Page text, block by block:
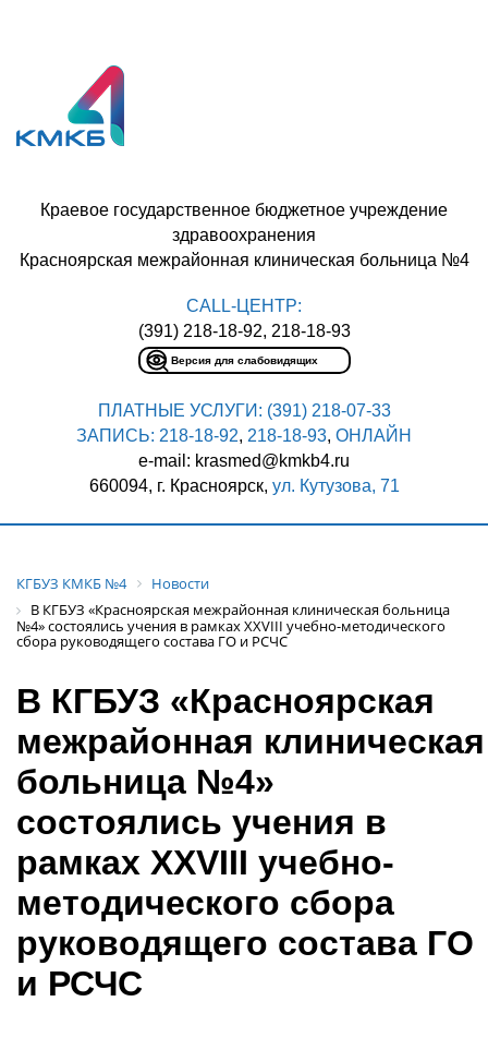
CALL-ЦЕНТР:
(391) 218-18-92, 218-18-93
Версия для слабовидящих
Краевое государственное бюджетное учреждение
здравоохранения
Красноярская межрайонная клиническая больница №4
ПЛАТНЫЕ УСЛУГИ: (391) 218-07-33
ЗАПИСЬ: 218-18-92, 218-18-93, ОНЛАЙН
e-mail: krasmed@kmkb4.ru
660094, г. Красноярск, ул. Кутузова, 71
КГБУЗ КМКБ №4
Новости
В КГБУЗ «Красноярская межрайонная клиническая больница
№4» состоялись учения в рамках XXVIII учебно-методического
сбора руководящего состава ГО и РСЧС
В КГБУЗ «Красноярская
межрайонная клиническая
больница №4»
состоялись учения в
рамках XXVIII учебно-
методического сбора
руководящего состава ГО
и РСЧС